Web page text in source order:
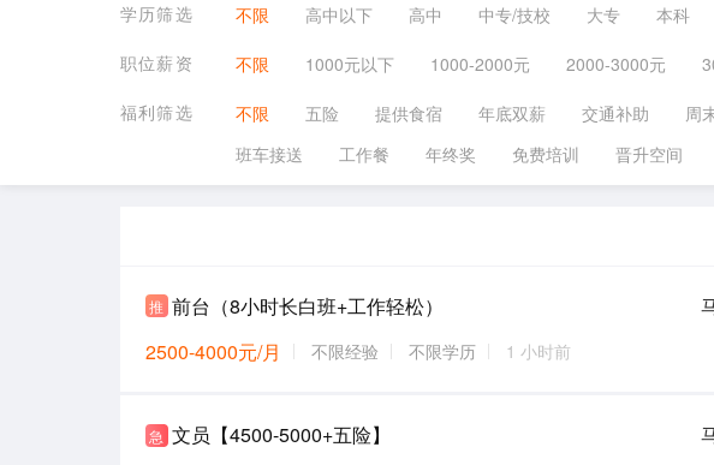
学历筛选
不限 高中以下 高中 中专/技校 大专 本科
职位薪资
不限 1000元以下 1000-2000元 2000-3000元
福利筛选
不限 五险 提供食宿 年底双薪 交通补助 周
班车接送
工作餐 年终奖 免费培训 晋升空间
推 前台（8小时长白班+工作轻松）
2500-4000元/月
不限经验 不限学历 1 小时前
急 文员【4500-5000+五险】